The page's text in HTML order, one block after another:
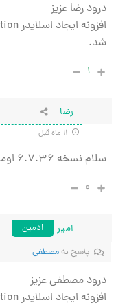
درود رضا عزیز
شد.
۱
رضا
سلام نسخه ۶.۷.۳۶ اومده ♥
۰
امیر
ادمین
پاسخ بهمصطفی
درود مصطفی عزیز
افزونه ایجاد اسلایدر Slider Revolution به روزرسانی شد.